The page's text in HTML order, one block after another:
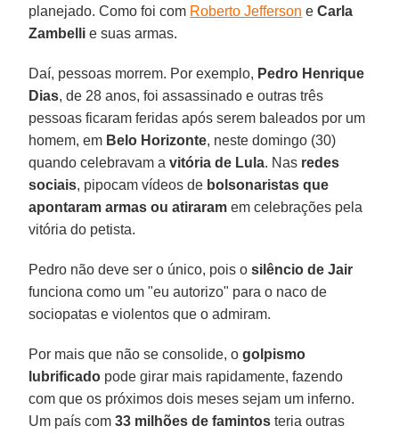
planejado. Como foi com Roberto Jefferson eCarla
Zambelli e suas armas.
Daí, pessoas morrem. Por exemplo, Pedro Henrique
Dias, de 28 anos, foi assassinado e outras três
pessoas ficaram feridas após serem baleados por um
homem, em Belo Horizonte, neste domingo (30)
quando celebravam avitória de Lula. Nas redes
sociais, pipocam vídeos de bolsonaristas que
apontaram armas ou atiraram em celebrações pela
vitória do petista.
Pedro não deve ser o único, pois osilêncio de Jair
funciona como um "eu autorizo" para o naco de
sociopatas e violentos que o admiram.
Por mais que não se consolide, ogolpismo
lubrificado pode girar mais rapidamente, fazendo
com que os próximos dois meses sejam um inferno.
Um país com33 milhões de famintos teria outras